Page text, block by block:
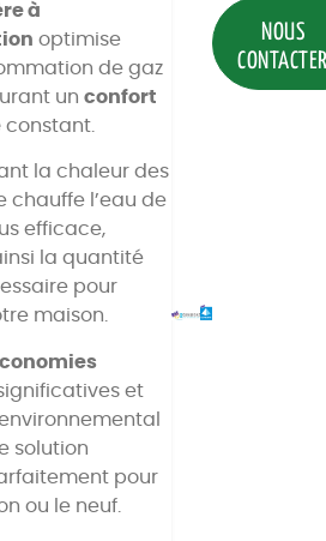
à
optimise
de gaz
un confort
constant.
la chaleur des
chauffe l’eau de
efficace,
la quantité
pour
maison.
et
solution
pour
ou le neuf.
NOUS